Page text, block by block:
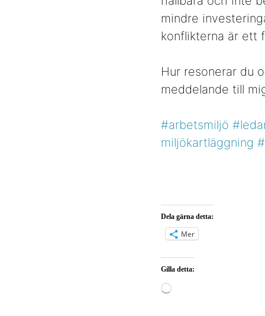
mindre
konflikterna är ett
Hur resonerar du
meddelande till
#arbetsmiljö
miljökartläggning
Dela gärna detta:
Mer
Gilla detta:
Laddar